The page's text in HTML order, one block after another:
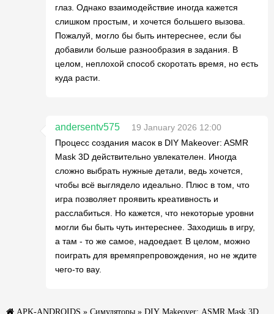
глаз. Однако взаимодействие иногда кажется
слишком простым, и хочется большего вызова.
Пожалуй, могло бы быть интереснее, если бы
добавили больше разнообразия в задания. В
целом, неплохой способ скоротать время, но есть
куда расти.
andersentv575
19 January 2026 12:00
Процесс создания масок в DIY Makeover: ASMR
Mask 3D действительно увлекателен. Иногда
сложно выбрать нужные детали, ведь хочется,
чтобы всё выглядело идеально. Плюс в том, что
игра позволяет проявить креативность и
расслабиться. Но кажется, что некоторые уровни
могли бы быть чуть интереснее. Заходишь в игру,
а там - то же самое, надоедает. В целом, можно
поиграть для времяпрепровождения, но не ждите
чего-то вау.
APK-ANDROIDS » Симуляторы » DIY Makeover: ASMR Mask 3D